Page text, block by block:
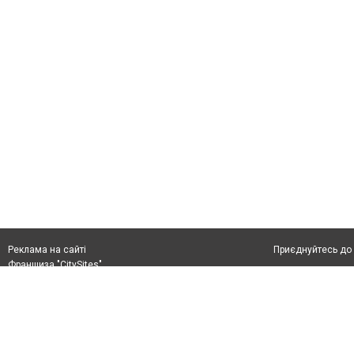
Реклама на сайті
Франшиза "CitySites"
Приєднуйтесь до